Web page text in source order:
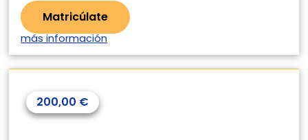
Matricúlate
más información
200,00 €